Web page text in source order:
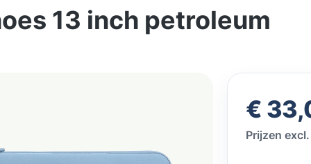
13 inch petroleum
Normale
€
Prijzen